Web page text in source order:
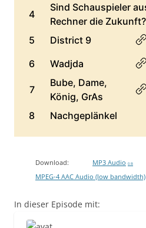
Download: MP3 Audio 0 B
MPEG-4 AAC Audio (low bandwidth)
In dieser Episode mit: